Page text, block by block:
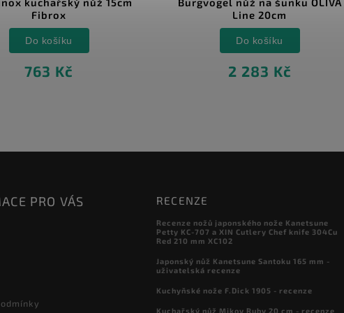
Line 20cm
2 283 Kč
Do košíku
Dynamic 21cm
782 Kč
Do košíku
PRO VÁS RECENZE
Recenze nožů japonského nože Kanetsune
Petty KC-707 a XIN Cutlery Chef knife 304Cu
Red 210 mm XC102
Japonský nůž Kanetsune Santoku 165 mm -
uživatelská recenze
Kuchyňské nože F.Dick 1905 - recenze
Kuchařský nůž Mikov Ruby 20 cm - recenze